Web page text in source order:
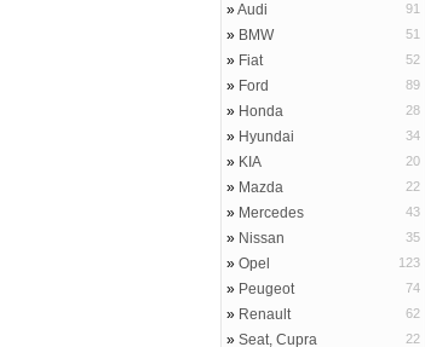
»Audi 91
» BMW 51
» Fiat 52
» Ford 89
» Honda 28
» Hyundai 34
» KIA 20
» Mazda 22
» Mercedes 43
» Nissan 35
» Opel 123
» Peugeot 74
» Renault 62
» Seat, Cupra 22